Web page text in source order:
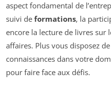
aspect fondamental de
suivi de formations, la
encore la lecture de livres sur
affaires. Plus vous disposez
connaissances dans votre
pour faire face aux défis.